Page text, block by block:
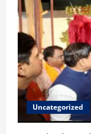
Uncategorized